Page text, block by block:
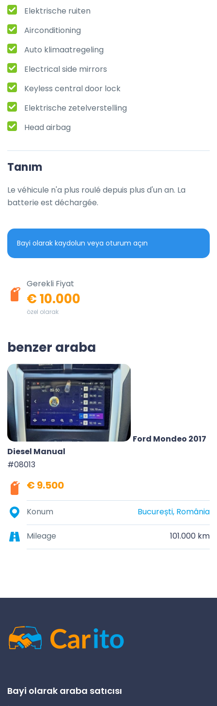
Elektrische ruiten
Airconditioning
Auto klimaatregeling
Electrical side mirrors
Keyless central door lock
Elektrische zetelverstelling
Head airbag
Tanım
Le véhicule n'a plus roulé depuis plus d'un an. La
batterie est déchargée.
Bayi olarak kaydolun veya oturum açın
Gerekli Fiyat
€ 10.000
özel olarak
benzer araba
Ford Mondeo 2017
Diesel Manual
#08013
€ 9.500
Konum București, România
Mileage 101.000 km
Bayi olarak araba satıcısı